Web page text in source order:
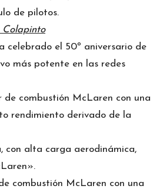
de pilotos.
Colapinto
celebrado el 50º aniversario de
más potente en las redes
combustión McLaren con una
rendimiento derivado de la
con alta carga aerodinámica,
combustión McLaren con una